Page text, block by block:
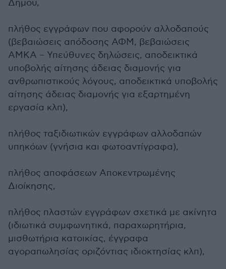
Δήμου,
πλήθος εγγράφων που αφορούν αλλοδαπούς
(βεβαιώσεις απόδοσης ΑΦΜ, βεβαιώσεις
ΑΜΚΑ – Υπεύθυνες δηλώσεις, αποδεικτικά
υποβολής αίτησης άδειας διαμονής για
ανθρωπιστικούς λόγους, αποδεικτικά υποβολής
αίτησης άδειας διαμονής για εξαρτημένη
εργασία κλπ),
πλήθος ταξιδιωτικών εγγράφων αλλοδαπών
υπηκόων (γνήσια και φωτοαντίγραφα),
πλήθος αποφάσεων Αποκεντρωμένης
Διοίκησης,
πλήθος πλαστών εγγράφων σχετικά με ακίνητα
(ιδιωτικά συμφωνητικά, παραχωρητήρια,
μισθωτήρια κατοικίας, έγγραφα
αγοραπωλησίας οριζόντιας ιδιοκτησίας κλπ),